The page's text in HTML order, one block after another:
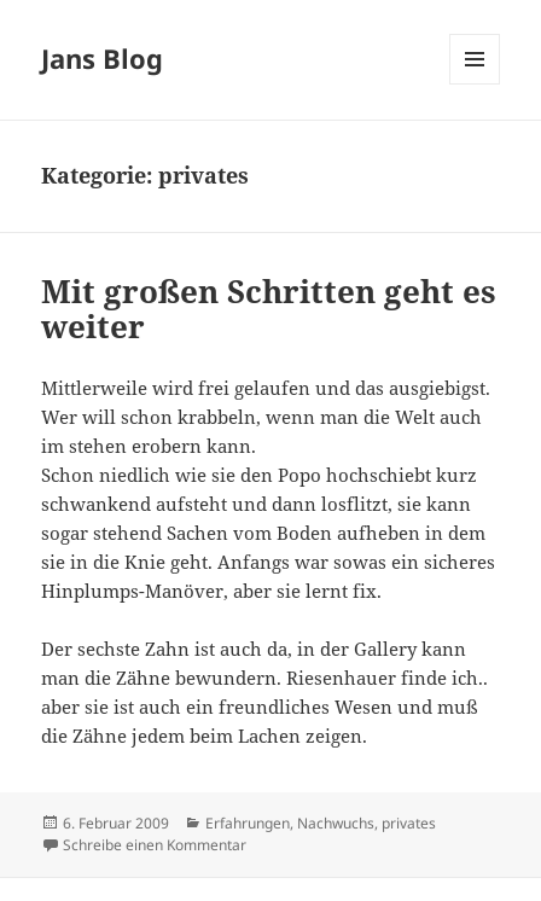
Jans Blog
Kategorie:privates
Mit großen Schritten geht es
weiter
Mittlerweile wird frei gelaufen und das ausgiebigst.
Wer will schon krabbeln, wenn man die Welt auch
im stehen erobern kann.
Schon niedlich wie sie den Popo hochschiebt kurz
schwankend aufsteht und dann losflitzt, sie kann
sogar stehend Sachen vom Boden aufheben in dem
sie in die Knie geht. Anfangs war sowas ein sicheres
Hinplumps-Manöver, aber sie lernt fix.
Der sechste Zahn ist auch da, in der Gallery kann
man die Zähne bewundern. Riesenhauer finde ich..
aber sie ist auch ein freundliches Wesen und muß
die Zähne jedem beim Lachen zeigen.
Veröffentlicht
am
6. Februar 2009 Kategorien
Erfahrungen, Nachwuchs, privates
Schreibe einen Kommentarzu Mit großen Schritten geht es weiter